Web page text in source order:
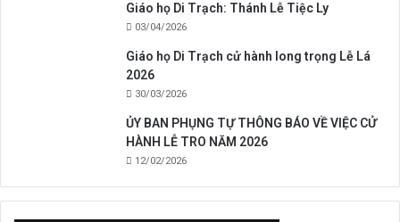
Giáo họ Di Trạch: Thánh Lễ Tiệc Ly
03/04/2026
Giáo họ Di Trạch cử hành long trọng Lễ Lá
2026
30/03/2026
ỦY BAN PHỤNG TỰ THÔNG BÁO VỀ VIỆC CỬ
HÀNH LỄ TRO NĂM 2026
12/02/2026